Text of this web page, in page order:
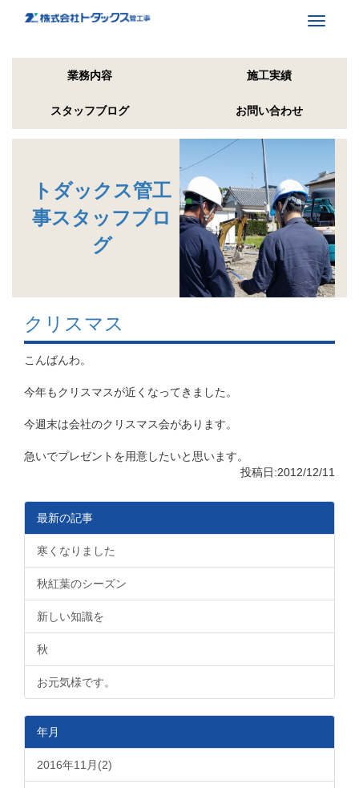
Toggle
業務内容 施工実績
スタッフブログ お問い合わせ
トダックス管工
事スタッフブロ
グ
クリスマス
こんばんわ。
今年もクリスマスが近くなってきました。
今週末は会社のクリスマス会があります。
急いでプレゼントを用意したいと思います。
投稿日:2012/12/11
最新の記事
寒くなりました
秋紅葉のシーズン
新しい知識を
秋
お元気様です。
年月
2016年11月(2)